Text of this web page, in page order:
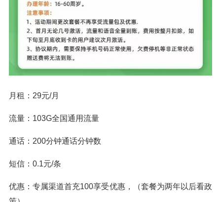
月租：29元/月
流量：103G全国通用流量
通话：200分钟通话分钟数
短信：0.1元/条
优惠：专属渠道首充100享受优惠，（套餐为两年以后看政